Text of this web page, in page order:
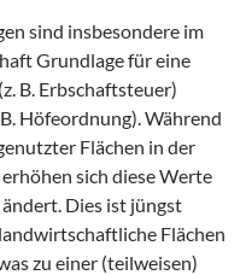
sind insbesondere im
Grundlage für eine
B. Erbschaftsteuer)
Höfeordnung). Während
Flächen in der
sich diese Werte
Dies ist jüngst
Flächen
zu einer (teilweisen)